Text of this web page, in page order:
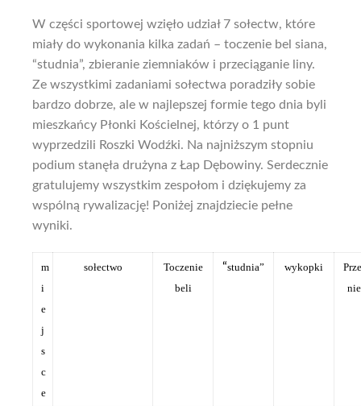
W części sportowej wzięło udział 7 sołectw, które
miały do wykonania kilka zadań – toczenie bel siana,
“studnia”, zbieranie ziemniaków i przeciąganie liny.
Ze wszystkimi zadaniami sołectwa poradziły sobie
bardzo dobrze, ale w najlepszej formie tego dnia byli
mieszkańcy Płonki Kościelnej, którzy o 1 punt
wyprzedzili Roszki Wodźki. Na najniższym stopniu
podium stanęła drużyna z Łap Dębowiny. Serdecznie
gratulujemy wszystkim zespołom i dziękujemy za
wspólną rywalizację! Poniżej znajdziecie pełne
wyniki.
m
i
e
j
s
c
e
sołectwo
Toczenie
beli
“studnia” wykopki